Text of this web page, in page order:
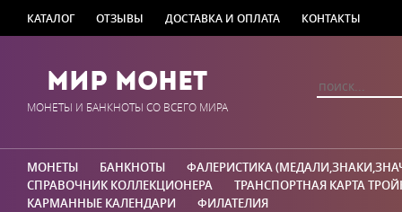
КАТАЛОГ ОТЗЫВЫ ДОСТАВКА И ОПЛАТА КОНТАКТЫ
Мир Монет
МОНЕТЫ И БАНКНОТЫ СО ВСЕГО МИРА
МОНЕТЫ БАНКНОТЫ
ФАЛЕРИСТИКА
СПРАВОЧНИК КОЛЛЕКЦИОНЕРА
ТРАНСПОРТНАЯ КАРТА
КАРМАННЫЕ КАЛЕНДАРИ
ФИЛАТЕЛИЯ